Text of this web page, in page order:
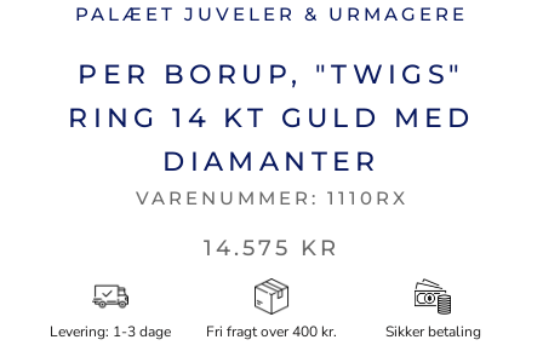
PALÆET JUVELER & URMAGERE
PER BORUP, "TWIGS"
RING 14 KT GULD MED
DIAMANTER
VARENUMMER: 1110RX
14.575 KR
Levering: 1-3 dage Fri fragt over 400 kr. Sikker betaling